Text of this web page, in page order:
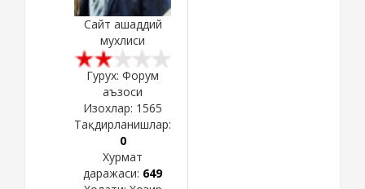
Сайт ашаддий
мухлиси
Гурух: Форум
аъзоси
Изохлар: 1565
Тақдирланишлар:
0
Хурмат
даражаси: 649